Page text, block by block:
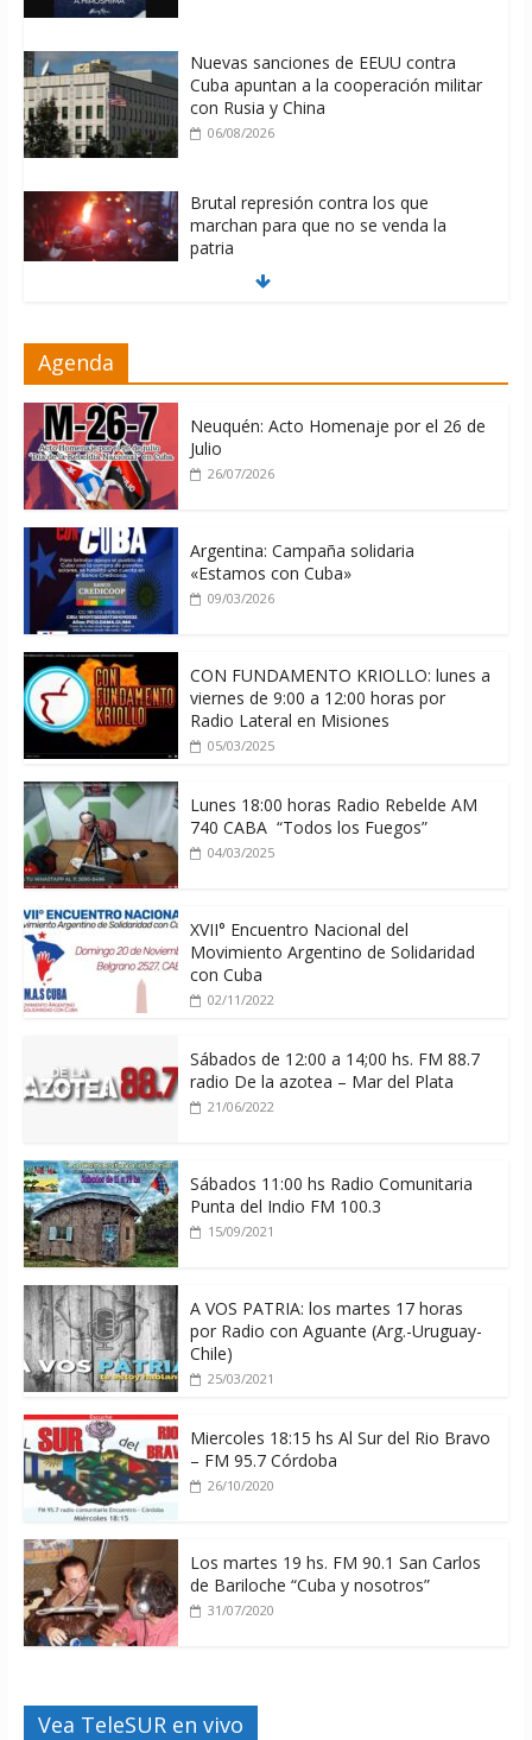
Nuevas sanciones de EEUU contra
Cuba apuntan a la cooperación militar
con Rusia y China
06/08/2026
Brutal represión contra los que
marchan para que no se venda la
patria
06/08/2026
06/08/2026
Agenda
Neuquén: Acto Homenaje por el 26 de
Julio
26/07/2026
Argentina: Campaña solidaria
«Estamos con Cuba»
09/03/2026
CON FUNDAMENTO KRIOLLO: lunes a
viernes de 9:00 a 12:00 horas por
Radio Lateral en Misiones
05/03/2025
Lunes 18:00 horas Radio Rebelde AM
740 CABA “Todos los Fuegos”
04/03/2025
XVII° Encuentro Nacional del
Movimiento Argentino de Solidaridad
con Cuba
02/11/2022
Sábados de 12:00 a 14;00 hs. FM 88.7
radio De la azotea – Mar del Plata
21/06/2022
Sábados 11:00 hs Radio Comunitaria
Punta del Indio FM 100.3
15/09/2021
A VOS PATRIA: los martes 17 horas
por Radio con Aguante (Arg.-Uruguay-
Chile)
25/03/2021
Miercoles 18:15 hs Al Sur del Rio Bravo
– FM 95.7 Córdoba
26/10/2020
Los martes 19 hs. FM 90.1 San Carlos
de Bariloche “Cuba y nosotros”
31/07/2020
Vea TeleSUR en vivo